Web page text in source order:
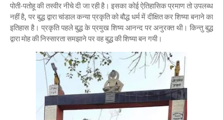
पोती-पतोहू की तस्वीर नीचे दी जा रही है। इसका कोई ऐतिहासिक प्रमाण तो उपलब्ध
नहीं है, पर बुद्ध द्वारा चांडाल कन्या प्रकृति को बौद्ध धर्म में दीक्षित कर शिष्या बनाने का
इतिहास है। प्रकृति पहले बुद्ध के प्रमुख शिष्य आनन्द पर अनुरक्त थी। किन्तु बुद्ध
द्वारा मोह की निस्सारता समझाने पर वह बुद्ध की शिष्या बन गयी।